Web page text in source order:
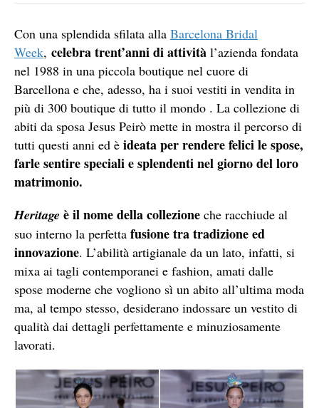
Con una splendida sfilata alla Barcelona Bridal
Week, celebra trent’anni di attività l’azienda fondata
nel 1988 in una piccola boutique nel cuore di
Barcellona e che, adesso, ha i suoi vestiti in vendita in
più di 300 boutique di tutto il mondo . La collezione di
abiti da sposa Jesus Peirò mette in mostra il percorso di
tutti questi anni ed è ideata per rendere felici le spose,
farle sentire speciali e splendenti nel giorno del loro
matrimonio.
Heritage è il nome della collezione che racchiude al
suo interno la perfetta fusione tra tradizione ed
innovazione. L’abilità artigianale da un lato, infatti, si
mixa ai tagli contemporanei e fashion, amati dalle
spose moderne che vogliono sì un abito all’ultima moda
ma, al tempo stesso, desiderano indossare un vestito di
qualità dai dettagli perfettamente e minuziosamente
lavorati.